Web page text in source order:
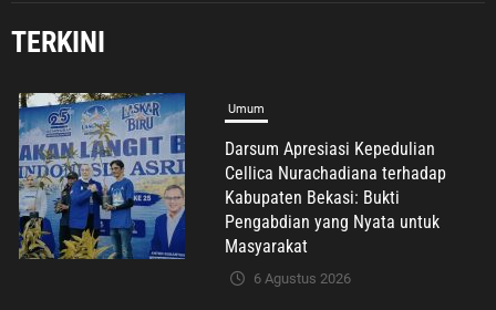
TERKINI
Umum
Darsum Apresiasi Kepedulian
Cellica Nurachadiana terhadap
Kabupaten Bekasi: Bukti
Pengabdian yang Nyata untuk
Masyarakat
6 Agustus 2026